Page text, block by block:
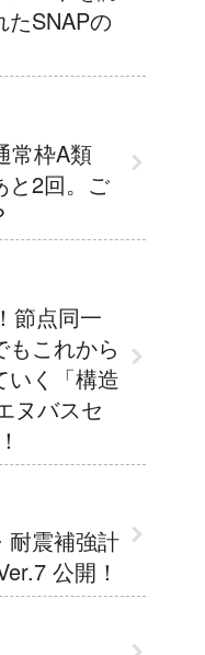
たSNAPの
常枠A類
と2回。ご
節点同一
これから
いく「構造
ヌバスセ
耐震補強計
公開！